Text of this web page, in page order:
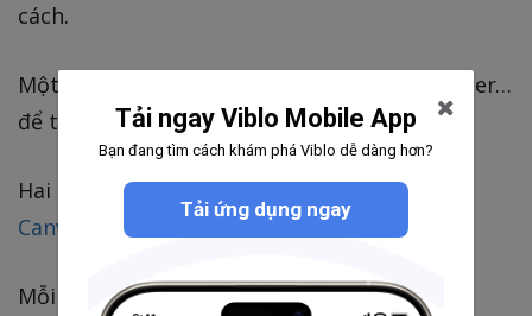
cách.
Một là bạn lên các trang như Fiverr, Freelancer…
để tìm Designer làm cho bạn. Giá rẻ thôi.
Hai là tự design dùng các tool kéo thả như
Canva.com.
Mỗi cách có ưu nhược riêng. Cách 1 thể hiện
Tải ngay Viblo Mobile App
Bạn đang tìm cách khám phá Viblo dễ dàng hơn?
Tải ứng dụng ngay